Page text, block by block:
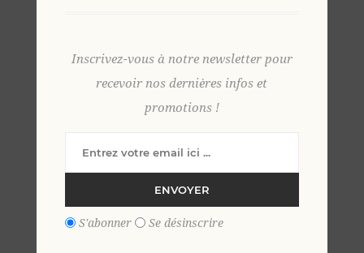
coton bio 3 XL CREME
59,00 €
+
Inscrivez-vous à notre newsletter pour
recevoir nos dernières infos et
promotions !
ENVOYER
S'abonner Se désinscrire